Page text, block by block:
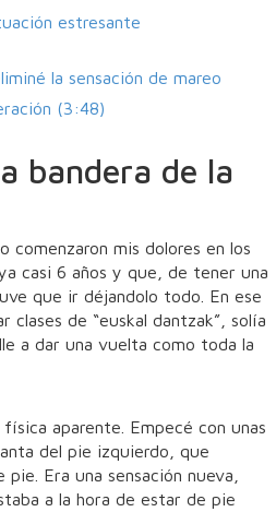
estresante
la sensación de mareo
(3:48)
bandera de la
comenzaron mis dolores en los
casi 6 años y que, de tener una
que ir déjandolo todo. En ese
clases de “euskal dantzak”, solía
a dar una vuelta como toda la
aparente. Empecé con unas
del pie izquierdo, que
Era una sensación nueva,
a la hora de estar de pie